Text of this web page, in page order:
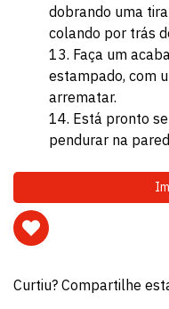
dobrando uma
colando por trás
Faça um
estampado, com
arrematar.
Está pronto
pendurar na
Curtiu? Compartilhe